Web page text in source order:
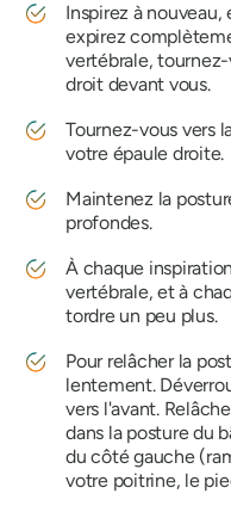
Inspirez à
expirez
vertébrale,
droit devant vous.
Tournez-vous vers
votre épaule droite.
Maintenez la
profondes.
À chaque
vertébrale, et à
tordre un peu plus.
Pour relâcher la
lentement.
vers l'avant.
dans la posture du
du côté gauche
votre poitrine, le